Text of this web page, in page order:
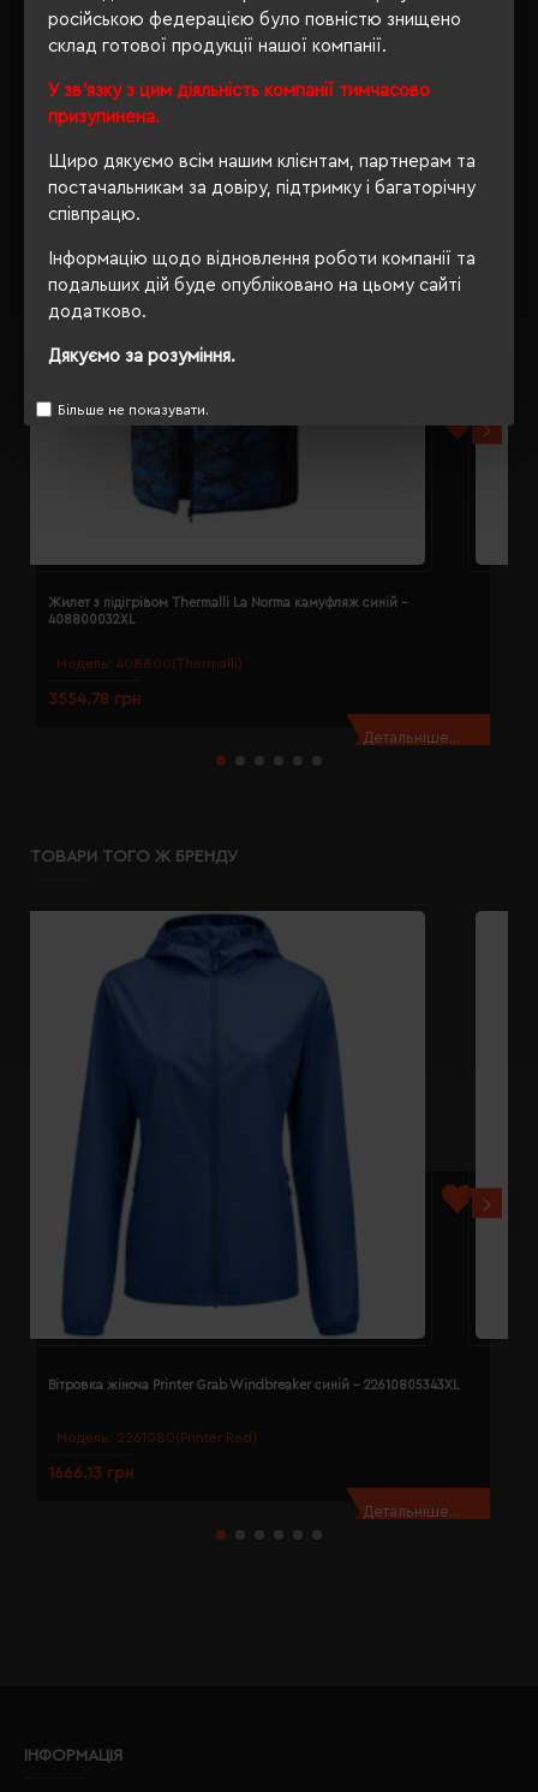
російською федерацією було повністю знищено
склад готової продукції нашої компанії.
У зв'язку з цим діяльність компанії тимчасово
призупинена.
Щиро дякуємо всім нашим клієнтам, партнерам та
постачальникам за довіру, підтримку і багаторічну
співпрацю.
Інформацію щодо відновлення роботи компанії та
подальших дій буде опубліковано на цьому сайті
додатково.
Дякуємо за розуміння.
Більше не показувати.
РЕКОМЕНДУЄМО
Модель: 408800(Thermalli)
Жилет з підігрівом Thermalli La Norma камуфляж синій -
408800032XL
3554.78 грн
Детальніше...
ТОВАРИ ТОГО Ж БРЕНДУ
Модель: 2261080(Printer Red)
Вітровка жіноча Printer Grab Windbreaker синій - 22610805343XL
1666.13 грн
Детальніше...
ІНФОРМАЦІЯ